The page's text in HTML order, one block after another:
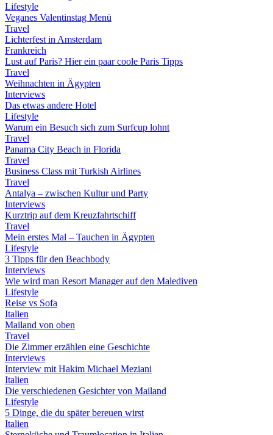
Lifestyle
Veganes Valentinstag Menü
Travel
Lichterfest in Amsterdam
Frankreich
Lust auf Paris? Hier ein paar coole Paris Tipps
Travel
Weihnachten in Ägypten
Interviews
Das etwas andere Hotel
Lifestyle
Warum ein Besuch sich zum Surfcup lohnt
Travel
Panama City Beach in Florida
Travel
Business Class mit Turkish Airlines
Travel
Antalya – zwischen Kultur und Party
Interviews
Kurztrip auf dem Kreuzfahrtschiff
Travel
Mein erstes Mal – Tauchen in Ägypten
Lifestyle
3 Tipps für den Beachbody
Interviews
Wie wird man Resort Manager auf den Malediven
Lifestyle
Reise vs Sofa
Italien
Mailand von oben
Travel
Die Zimmer erzählen eine Geschichte
Interviews
Interview mit Hakim Michael Meziani
Italien
Die verschiedenen Gesichter von Mailand
Lifestyle
5 Dinge, die du später bereuen wirst
Italien